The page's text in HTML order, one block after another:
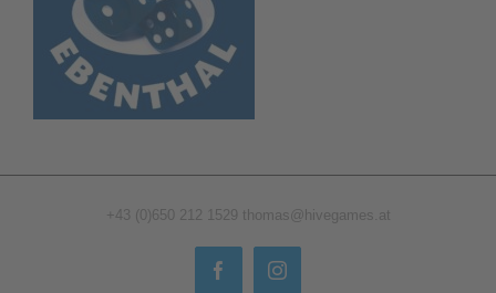
+43 (0)650 212 1529 thomas@hivegames.at
FacebookInstagram